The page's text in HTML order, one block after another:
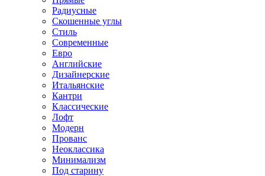
Радиусные
Скошенные углы
Стиль
Современные
Евро
Английские
Дизайнерские
Итальянские
Кантри
Классические
Лофт
Модерн
Прованс
Неоклассика
Минимализм
Под старину